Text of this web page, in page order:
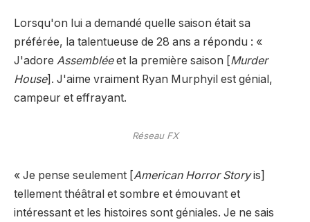
Lorsqu'on lui a demandé quelle saison était sa
préférée, la talentueuse de 28 ans a répondu : «
J'adore Assembléeet la première saison [Murder
House]. J'aime vraiment Ryan Murphyil est génial,
campeur et effrayant.
Réseau FX
« Je pense seulement [American Horror Storyis]
tellement théâtral et sombre et émouvant et
intéressant et les histoires sont géniales. Je ne sais